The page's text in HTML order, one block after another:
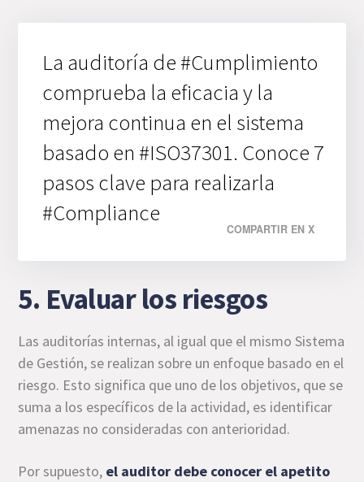
La auditoría de #Cumplimiento
comprueba la eficacia y la
mejora continua en el sistema
basado en #ISO37301. Conoce 7
pasos clave para realizarla
#Compliance
COMPARTIR EN X
5. Evaluar los riesgos
Las auditorías internas, al igual que el mismo Sistema
de Gestión, se realizan sobre un enfoque basado en el
riesgo. Esto significa que uno de los objetivos, que se
suma a los específicos de la actividad, es identificar
amenazas no consideradas con anterioridad.
Por supuesto, el auditor debe conocer el apetito